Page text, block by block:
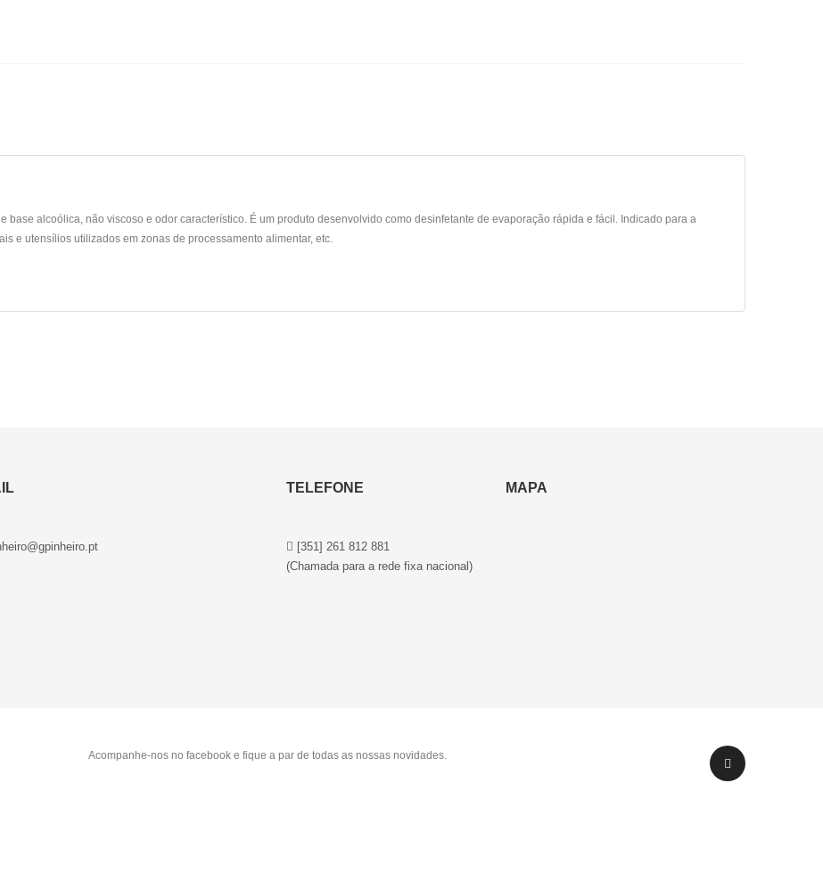
base alcoólica, não viscoso e odor característico. É um produto desenvolvido como desinfetante de evaporação rápida e fácil. Indicado para a
e utensílios utilizados em zonas de processamento alimentar, etc.
TELEFONE
[351] 261 812 881
(Chamada para a rede fixa nacional)
MAPA
Acompanhe-nos no facebook e fique a par de todas as nossas novidades.